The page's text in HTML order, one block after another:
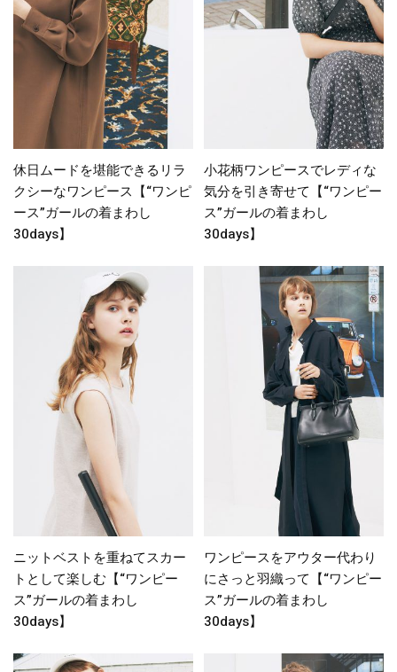
休日ムードを堪能できるリラ
クシーなワンピース【“ワンピ
ース”ガールの着まわし
30days】
小花柄ワンピースでレディな
気分を引き寄せて【“ワンピー
ス”ガールの着まわし
30days】
ニットベストを重ねてスカー
トとして楽しむ【“ワンピー
ス”ガールの着まわし
30days】
ワンピースをアウター代わり
にさっと羽織って【“ワンピー
ス”ガールの着まわし
30days】